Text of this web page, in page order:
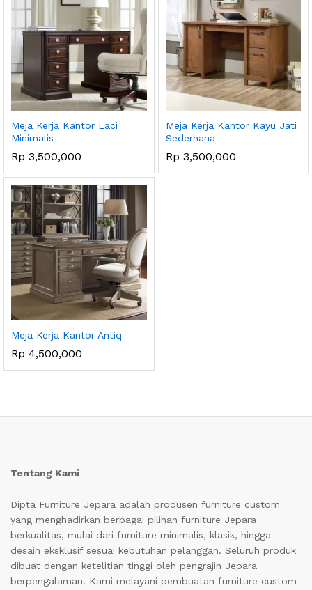
Meja Kerja Kantor Laci
Minimalis
Rp 3,500,000
Meja Kerja Kantor Kayu Jati
Sederhana
Rp 3,500,000
Meja Kerja Kantor Antiq
Rp 4,500,000
Tentang Kami
Dipta Furniture Jepara adalah produsen furniture custom
yang menghadirkan berbagai pilihan furniture Jepara
berkualitas, mulai dari furniture minimalis, klasik, hingga
desain eksklusif sesuai kebutuhan pelanggan. Seluruh produk
dibuat dengan ketelitian tinggi oleh pengrajin Jepara
berpengalaman. Kami melayani pembuatan furniture custom